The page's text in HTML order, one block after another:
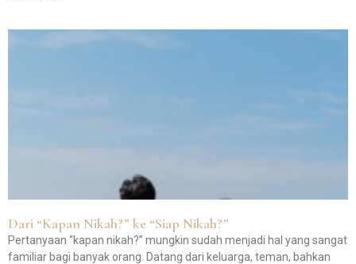
Dari “Kapan Nikah?” ke “Siap Nikah?”
Pertanyaan “kapan nikah?” mungkin sudah menjadi hal yang sangat
familiar bagi banyak orang. Datang dari keluarga, teman, bahkan